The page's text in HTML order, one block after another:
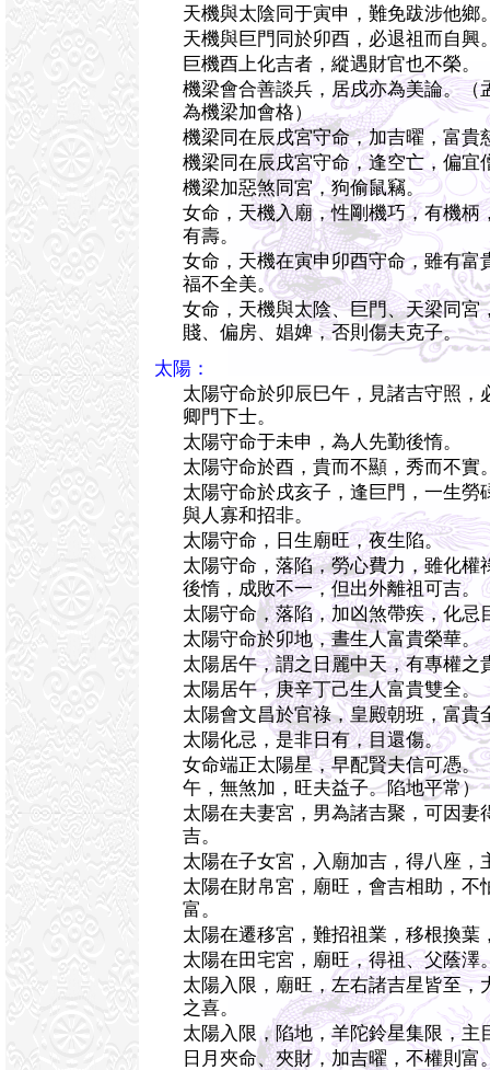
天機與太陰同于寅申，難免跋涉他鄉
天機與巨門同於卯酉，必退祖而自興
巨機酉上化吉者，縱遇財官也不榮。
機梁會合善談兵，居戌亦為美論。（
為機梁加會格）
機梁同在辰戌宮守命，加吉曜，富貴
機梁同在辰戌宮守命，逢空亡，偏宜
機梁加惡煞同宮，狗偷鼠竊。
女命，天機入廟，性剛機巧，有機柄
有壽。
女命，天機在寅申卯酉守命，雖有富
福不全美。
女命，天機與太陰、巨門、天梁同宮
賤、偏房、娼婢，否則傷夫克子。
太陽：
太陽守命於卯辰巳午，見諸吉守照，
卿門下士。
太陽守命于未申，為人先勤後惰。
太陽守命於酉，貴而不顯，秀而不實
太陽守命於戌亥子，逢巨門，一生勞
與人寡和招非。
太陽守命，日生廟旺，夜生陷。
太陽守命，落陷，勞心費力，雖化權
後惰，成敗不一，但出外離祖可吉。
太陽守命，落陷，加凶煞帶疾，化忌
太陽守命於卯地，晝生人富貴榮華。
太陽居午，謂之日麗中天，有專權之
太陽居午，庚辛丁己生人富貴雙全。
太陽會文昌於官祿，皇殿朝班，富貴
太陽化忌，是非日有，目還傷。
女命端正太陽星，早配賢夫信可憑。
午，無煞加，旺夫益子。陷地平常）
太陽在夫妻宮，男為諸吉聚，可因妻
吉。
太陽在子女宮，入廟加吉，得八座，
太陽在財帛宮，廟旺，會吉相助，不
富。
太陽在遷移宮，難招祖業，移根換葉
太陽在田宅宮，廟旺，得祖、父蔭澤
太陽入限，廟旺，左右諸吉星皆至，
之喜。
太陽入限，陷地，羊陀鈴星集限，主
日月夾命、夾財，加吉曜，不權則富